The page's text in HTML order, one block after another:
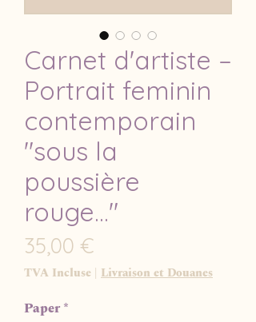
Carnet d'artiste –
Portrait feminin
contemporain
"sous la
poussière
rouge..."
35,00 €
TVA Incluse | Livraison et Douanes
Paper *